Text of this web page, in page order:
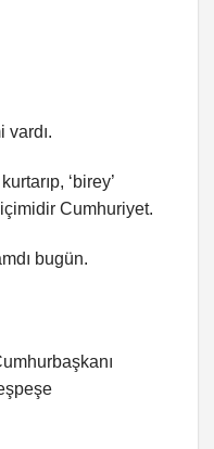
vardı.
‘birey’
Cumhuriyet.
bugün.